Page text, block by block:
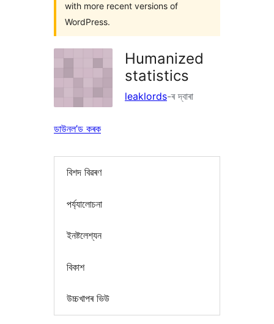
with more recent versions of
WordPress.
Humanized
statistics
leaklords-ৰ দ্বাৰা
ডাউনল’ড কৰক
বিশদ বিৱৰণ
পৰ্য্যালোচনা
ইনষ্টলেশ্যন
বিকাশ
উচ্চখাপৰ ভিউ